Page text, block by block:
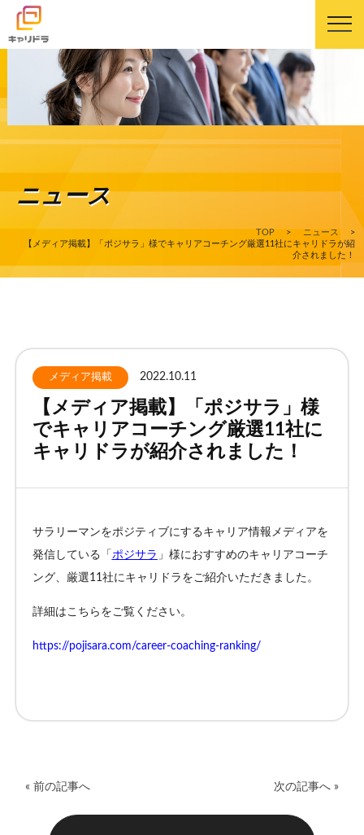
ニュース
TOP > ニュース
>
【メディア掲載】「ポジサラ」様でキャリアコーチング厳選11社にキャリドラが紹
介されました！
メディア掲載 2022.10.11
【メディア掲載】「ポジサラ」様
でキャリアコーチング厳選11社に
キャリドラが紹介されました！
サラリーマンをポジティブにするキャリア情報メディアを
発信している「 ポジサラ 」様に おすすめのキャリアコーチ
ング、厳選11社に キャリドラをご紹介いただきました。
詳細はこちらをご覧ください。
https://pojisara.com/career-coaching-ranking/
« 前の記事へ 次の記事へ »
キャリドラについて
キャリドラの強み
コース・カリキュラム
受講生の声
ニュース
お客様相談窓口
プライバシーポリシー
特定商取引法に基づく表記
お問い合わせ